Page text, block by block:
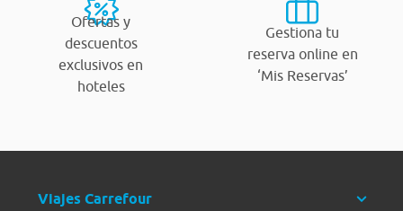
Ofertas y
descuentos
exclusivos en
hoteles
Gestiona tu
reserva online en
‘Mis Reservas’
Viajes Carrefour